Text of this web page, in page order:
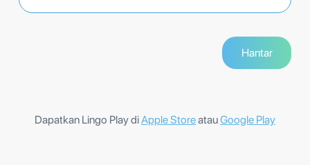
Dapatkan Lingo Play diApple StoreatauGoogle Play